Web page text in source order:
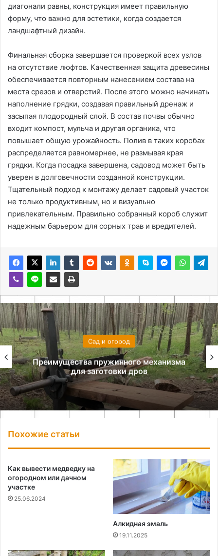
диагонали равны, конструкция имеет правильную
форму, что важно для эстетики, когда создается
ландшафтный дизайн.
Финальная сборка завершается проверкой всех узлов
на отсутствие люфтов. Качественная защита древесины
обеспечивается повторным нанесением состава на
места срезов и отверстий. После этого можно начинать
наполнение грядки, создавая правильный дренаж и
засыпая плодородный слой. В состав почвы обычно
входит компост, мульча и другая органика, что
повышает общую урожайность. Полив в таких коробах
распределяется равномернее, не размывая края
грядки. Когда посадка завершена, садовод может быть
уверен в долговечности созданной конструкции.
Тщательный подход к монтажу делает садовый участок
не только продуктивным, но и визуально
привлекательным. Правильно собранный короб служит
надежным барьером для сорных трав и вредителей.
Сад и огород
Преимущества пружинного механизма
для заготовки дров
Похожие статьи
Как вывести медведку на
огородном или дачном
участке
25.06.2024
Алкидная эмаль
19.11.2025